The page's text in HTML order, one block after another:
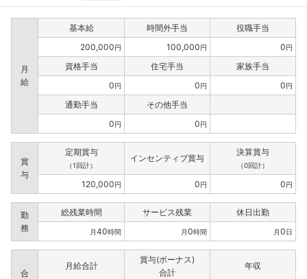
月
給
基本給 時間外手当
役職手当
200,000円 100,000円 0円
資格手当 住宅手当
家族手当
0円 0円 0円
通勤手当
その他手当
0円 0円
賞
与
定期賞与
（1回計）
インセンティブ賞与
決算賞与
（0回計）
120,000円 0円 0円
勤
務
総残業時間 サービス残業 休日出勤
月40時間 月0時間 月0日
合
月給合計
賞与(ボーナス)
合計
年収